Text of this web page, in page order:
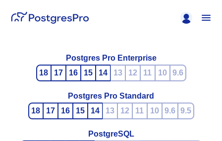
Postgres Pro Enterprise
18
17 16 15 14 13 12 11 10 9.6
Postgres Pro Standard
18
17 16 15 14 13 12 11 10 9.6 9.5
PostgreSQL